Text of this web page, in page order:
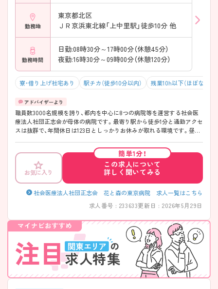
勤務地
東京都北区
ＪＲ京浜東北線「上中里駅」徒歩10分 他
勤務時間
日勤:08時30分～17時00分（休憩45分）
夜勤:16時30分～09時00分（休憩120分）
寮・借り上げ社宅あり 駅チカ（徒歩10分以内） 残業10h以下（ほぼなし）
職員数3000名規模を誇り、都内を中心に8つの病院等を運営する社会医
療法人社団正志会が母体の病院です。最寄り駅から徒歩1分と通勤アクセ
スは抜群で、年間休日は123日としっかりお休みが取れる環境です。昼食
グなど、職員を大切にする手厚い福利厚生が大きな魅力です。残業も月5
～10時間程度と少なく、産休・育休の復帰率は100％。子育て中の方も安
心して働けます。教育面ではPNS（パートナーシップ・ナーシング・システ
ム）を導入し、プリセプターがマンツーマンで丁寧に指導。経験の浅い方
やブランクのある方も着実に成長できます。ワークライフバランスを大
切にしながら、専門性を高めたい方に最適な職場です。ご興味のある方
お気に入り
簡単1分！
この求人について
詳しく聞いてみる
社会医療法人社団正志会 花と森の東京病院 求人一覧はこちら
求人番号 : 233633更新日 : 2026年5月29日